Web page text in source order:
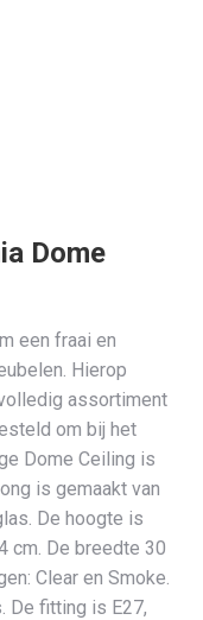
Dome
een fraai en
Hierop
assortiment
om bij het
Dome Ceiling is
is gemaakt van
De hoogte is
cm. De breedte 30
Clear en Smoke.
De fitting is E27,